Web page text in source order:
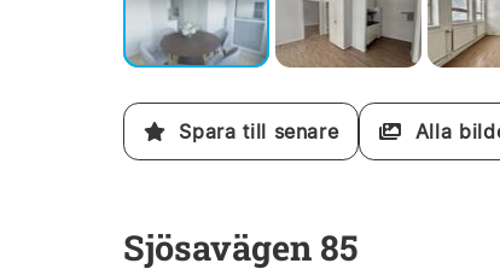
Spara till senare Alla
Sjösavägen 85